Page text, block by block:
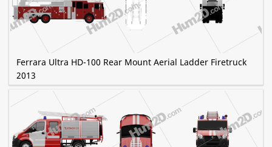
Ferrara Ultra HD-100 Rear Mount Aerial Ladder Firetruck
2013